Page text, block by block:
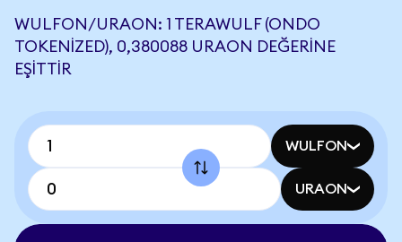
WULFON/URAON: 1 TERAWULF (ONDO
TOKENIZED), 0,380088 URAON DEĞERINE
EŞITTIR
WULFON
URAON